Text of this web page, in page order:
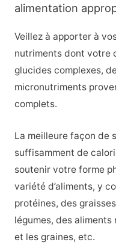
alimentation
Veillez à apporter à
nutriments dont votre
glucides complexes,
micronutriments
complets.
La meilleure façon de
suffisamment de
soutenir votre forme
variété d’aliments, y
protéines, des
légumes, des
et les graines, etc.